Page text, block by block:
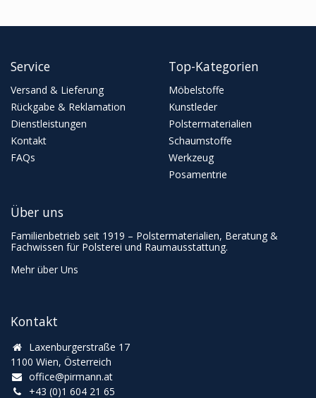
Service
Versand & Lieferung
Rückgabe & Reklamation
Dienstleistungen
Kontakt
FAQs
Top-Kategorien
Möbelstoffe
Kunstleder
Polstermaterialien
Schaumstoffe
Werkzeug
Posamentrie
Kontakt
Laxenburgerstraße 17
1100 Wien, Österreich
office@pirmann.at
+43 (0)1 604 21 65
Über uns
Familienbetrieb seit 1919 – Polstermaterialien, Beratung &
Fachwissen für Polsterei und Raumausstattung.
Mehr über Uns